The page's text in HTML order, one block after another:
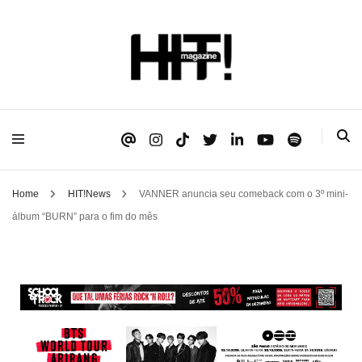
HIT!Magazine
Home HIT!News
VANNER anuncia seu comeback com o 3º mini-
álbum “BURN” para o fim do mês